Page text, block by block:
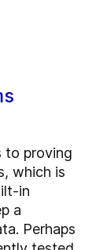
to proving
which is
in
a
Perhaps